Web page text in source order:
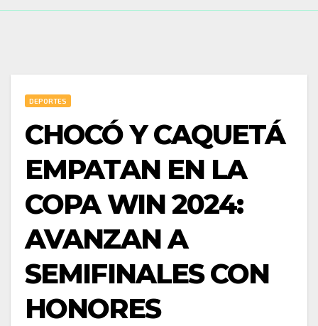
DEPORTES
CHOCÓ Y CAQUETÁ
EMPATAN EN LA
COPA WIN 2024:
AVANZAN A
SEMIFINALES CON
HONORES